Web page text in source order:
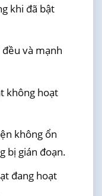
khi đã bật
và mạnh
không hoạt
không ổn
bị gián đoạn.
đang hoạt